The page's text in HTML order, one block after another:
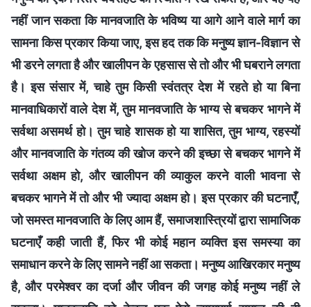
नहीं जान सकता कि मानवजाति के भविष्य या आगे आने वाले मार्ग का
सामना किस प्रकार किया जाए, इस हद तक कि मनुष्य ज्ञान-विज्ञान से
भी डरने लगता है और खालीपन के एहसास से तो और भी घबराने लगता
है। इस संसार में, चाहे तुम किसी स्वंतत्र देश में रहते हो या बिना
मानवाधिकारों वाले देश में, तुम मानवजाति के भाग्य से बचकर भागने में
सर्वथा असमर्थ हो। तुम चाहे शासक हो या शासित, तुम भाग्य, रहस्यों
और मानवजाति के गंतव्य की खोज करने की इच्छा से बचकर भागने में
सर्वथा अक्षम हो, और खालीपन की व्याकुल करने वाली भावना से
बचकर भागने में तो और भी ज्यादा अक्षम हो। इस प्रकार की घटनाएँ,
जो समस्त मानवजाति के लिए आम हैं, समाजशास्त्रियों द्वारा सामाजिक
घटनाएँ कही जाती हैं, फिर भी कोई महान व्यक्ति इस समस्या का
समाधान करने के लिए सामने नहीं आ सकता। मनुष्य आखिरकार मनुष्य
है, और परमेश्वर का दर्जा और जीवन की जगह कोई मनुष्य नहीं ले